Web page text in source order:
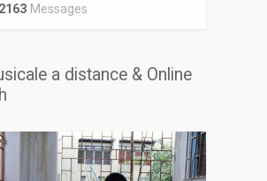
2163Messages
a distance & Online